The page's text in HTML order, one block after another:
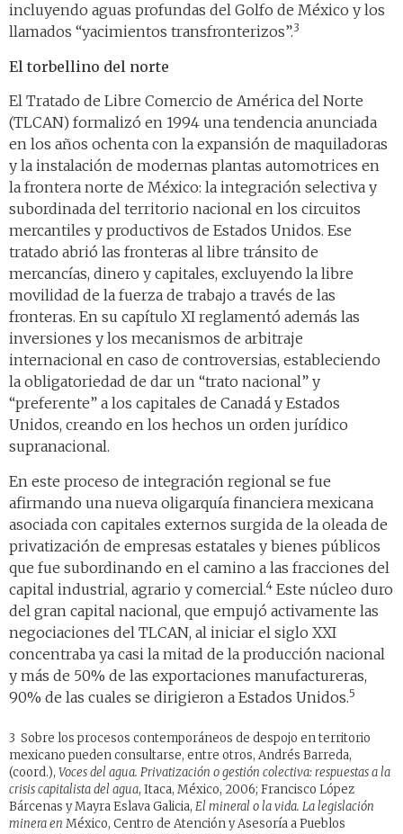
incluyendo aguas profundas del Golfo de México y los
llamados “yacimientos transfronterizos”.3
El torbellino del norte
El Tratado de Libre Comercio de América del Norte
(TLCAN) formalizó en 1994 una tendencia anunciada
en los años ochenta con la expansión de maquiladoras
y la instalación de modernas plantas automotrices en
la frontera norte de México: la integración selectiva y
subordinada del territorio nacional en los circuitos
mercantiles y productivos de Estados Unidos. Ese
tratado abrió las fronteras al libre tránsito de
mercancías, dinero y capitales, excluyendo la libre
movilidad de la fuerza de trabajo a través de las
fronteras. En su capítulo XI reglamentó además las
inversiones y los mecanismos de arbitraje
internacional en caso de controversias, estableciendo
la obligatoriedad de dar un “trato nacional” y
“preferente” a los capitales de Canadá y Estados
Unidos, creando en los hechos un orden jurídico
supranacional.
En este proceso de integración regional se fue
afirmando una nueva oligarquía financiera mexicana
asociada con capitales externos surgida de la oleada de
privatización de empresas estatales y bienes públicos
que fue subordinando en el camino a las fracciones del
capital industrial, agrario y comercial.4 Este núcleo duro
del gran capital nacional, que empujó activamente las
negociaciones del TLCAN, al iniciar el siglo XXI
concentraba ya casi la mitad de la producción nacional
y más de 50% de las exportaciones manufactureras,
90% de las cuales se dirigieron a Estados Unidos.5
3 Sobre los procesos contemporáneos de despojo en territorio
mexicano pueden consultarse, entre otros, Andrés Barreda,
(coord.), Voces del agua. Privatización o gestión colectiva: respuestas a la
crisis capitalista del agua, Itaca, México, 2006; Francisco López
Bárcenas y Mayra Eslava Galicia, El mineral o la vida. La legislación
minera en México, Centro de Atención y Asesoría a Pueblos